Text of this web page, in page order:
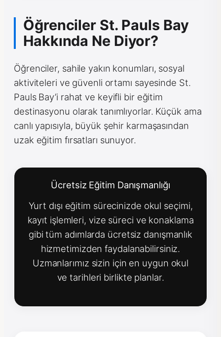
Öğrenciler St. Pauls Bay
Hakkında Ne Diyor?
Öğrenciler, sahile yakın konumları, sosyal
aktiviteleri ve güvenli ortamı sayesinde St.
Pauls Bay’i rahat ve keyifli bir eğitim
destinasyonu olarak tanımlıyorlar. Küçük ama
canlı yapısıyla, büyük şehir karmaşasından
uzak eğitim fırsatları sunuyor.
Ücretsiz Eğitim Danışmanlığı
Yurt dışı eğitim sürecinizde okul seçimi,
kayıt işlemleri, vize süreci ve konaklama
gibi tüm adımlarda ücretsiz danışmanlık
hizmetimizden faydalanabilirsiniz.
Uzmanlarımız sizin için en uygun okul
ve tarihleri birlikte planlar.